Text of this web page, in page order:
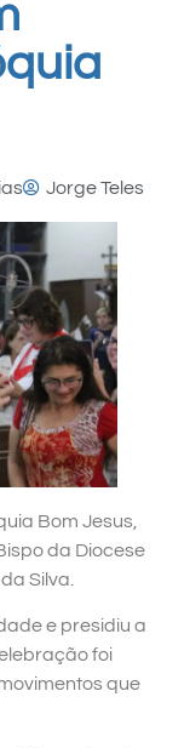
Jorge Teles
Bom Jesus,
da Diocese
Silva.
e presidiu a
foi
que